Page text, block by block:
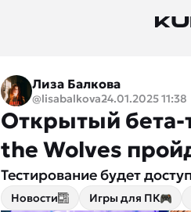
Лиза Балкова
@lisabalkova24.01.2025 11:38
Открытый бета-
the Wolves
Тестирование будет
Новости Игры для ПК